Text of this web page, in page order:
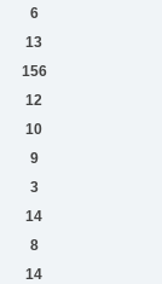
6
13
156
12
10
9
3
14
8
14